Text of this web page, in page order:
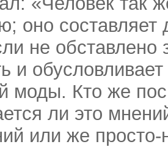
оно составляет
не
и
моды. Кто же
ли это
или же